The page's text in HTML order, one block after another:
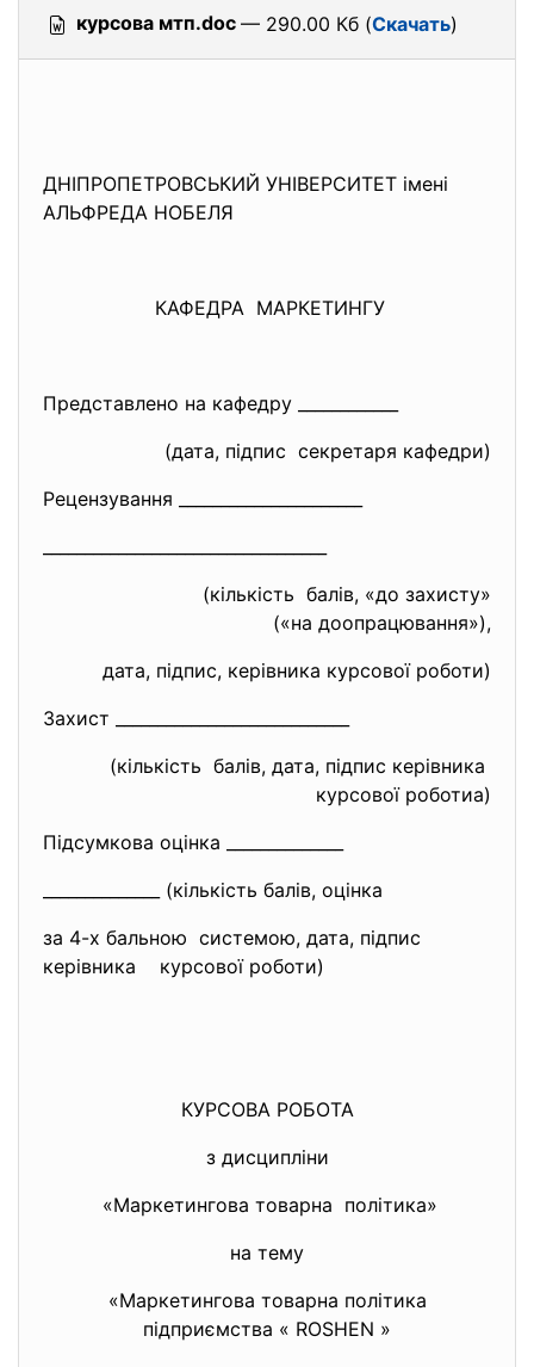
курсова мтп.doc — 290.00 Кб (Скачать)
ДНІПРОПЕТРОВСЬКИЙ УНІВЕРСИТЕТ імені
АЛЬФРЕДА НОБЕЛЯ
КАФЕДРА МАРКЕТИНГУ
Представлено на кафедру ____________
(дата, підпис секретаря кафедри)
Рецензування ______________________
(кількість балів, «до захисту»
(«на доопрацювання»),
дата, підпис, керівника курсової роботи)
Захист ____________________________
(кількість балів, дата, підпис керівника
курсової роботиа)
Підсумкова оцінка ______________
______________ (кількість балів, оцінка
за 4-х бальною системою, дата, підпис
керівника курсової роботи)
КУРСОВА РОБОТА
з дисципліни
«Маркетингова товарна політика»
на тему
«Маркетингова товарна політика
підприємства « ROSHEN »